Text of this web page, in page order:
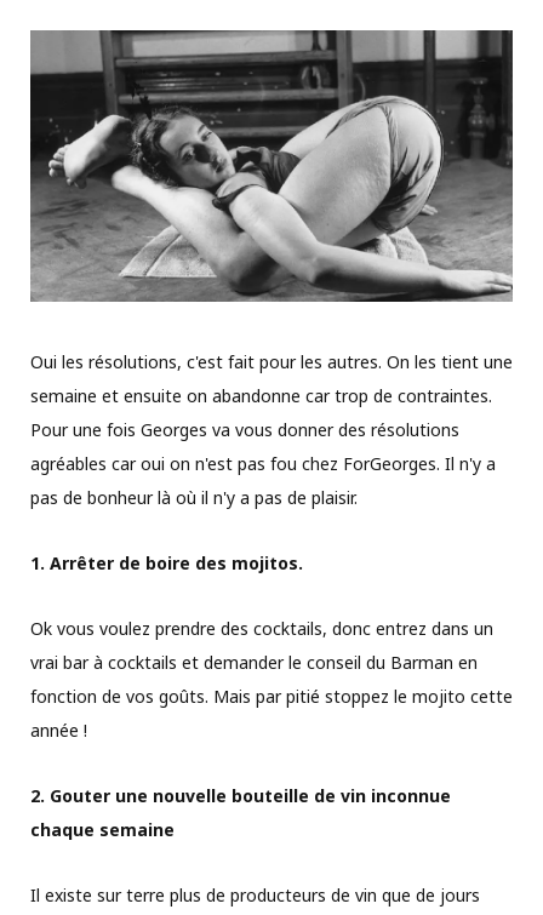
Oui les résolutions, c'est fait pour les autres. On les tient une
semaine et ensuite on abandonne car trop de contraintes.
Pour une fois Georges va vous donner des résolutions
agréables car oui on n'est pas fou chez ForGeorges. Il n'y a
pas de bonheur là où il n'y a pas de plaisir.
1. Arrêter de boire des mojitos.
Ok vous voulez prendre des cocktails, donc entrez dans un
vrai bar à cocktails et demander le conseil du Barman en
fonction de vos goûts. Mais par pitié stoppez le mojito cette
année !
2. Gouter une nouvelle bouteille de vin inconnue
chaque semaine
Il existe sur terre plus de producteurs de vin que de jours